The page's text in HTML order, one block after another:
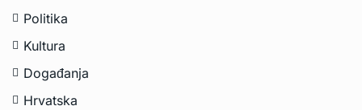
Politika
Kultura
Događanja
Hrvatska